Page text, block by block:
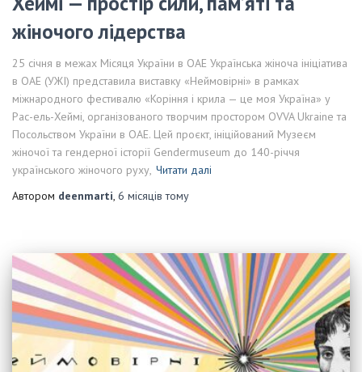
жіночого лідерства
25 січня в межах Місяця України в ОАЕ Українська жіноча ініціатива
в ОАЕ (УЖІ) представила виставку «Неймовірні» в рамках
міжнародного фестивалю «Коріння і крила — це моя Україна» у
Рас-ель-Хеймі, організованого творчим простором OVVA Ukraine та
Посольством України в ОАЕ. Цей проєкт, ініційований Музеєм
жіночої та гендерної історії Gendermuseum до 140-річчя
українського жіночого руху, Читати далі
Автором deenmarti, 6 місяців тому